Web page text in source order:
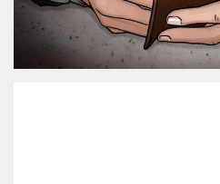
09304891085
شروع گفتگو
@Armteam_admin_103
103